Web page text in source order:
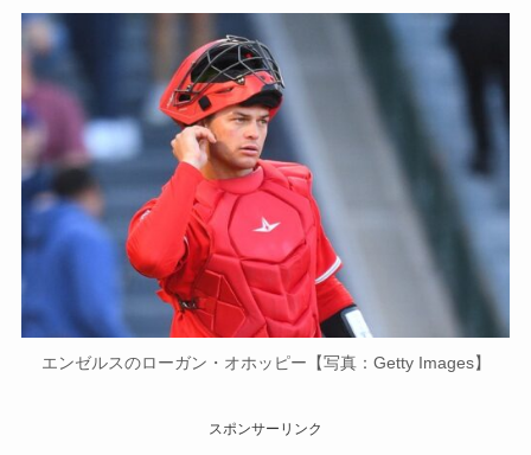
エンゼルスのローガン・オホッピー【写真：Getty Images】
スポンサーリンク